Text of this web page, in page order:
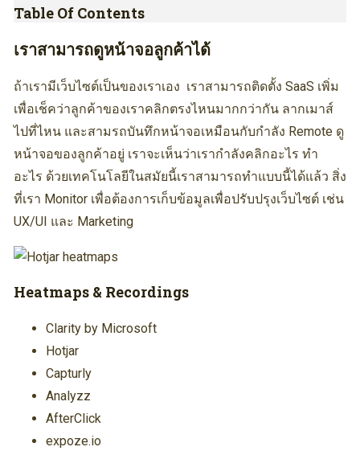
Table Of Contents
เราสามารถดูหน้าจอลูกค้าได้
ถ้าเรามีเว็บไซต์เป็นของเราเอง เราสามารถติดตั้ง SaaS เพิ่ม
เพื่อเช็คว่าลูกค้าของเราคลิกตรงไหนมากกว่ากัน ลากเมาส์
ไปที่ไหน และสามรถบันทึกหน้าจอเหมือนกับกำลัง Remote ดู
หน้าจอของลูกค้าอยู่ เราจะเห็นว่าเรากำลังคลิกอะไร ทำ
อะไร ด้วยเทคโนโลยีในสมัยนี้เราสามารถทำแบบนี้ได้แล้ว สิ่ง
ที่เรา Monitor เพื่อต้องการเก็บข้อมูลเพื่อปรับปรุงเว็บไซต์ เช่น
UX/UI และ Marketing
Heatmaps & Recordings
Clarity by Microsoft
Hotjar
Capturly
Analyzz
AfterClick
expoze.io